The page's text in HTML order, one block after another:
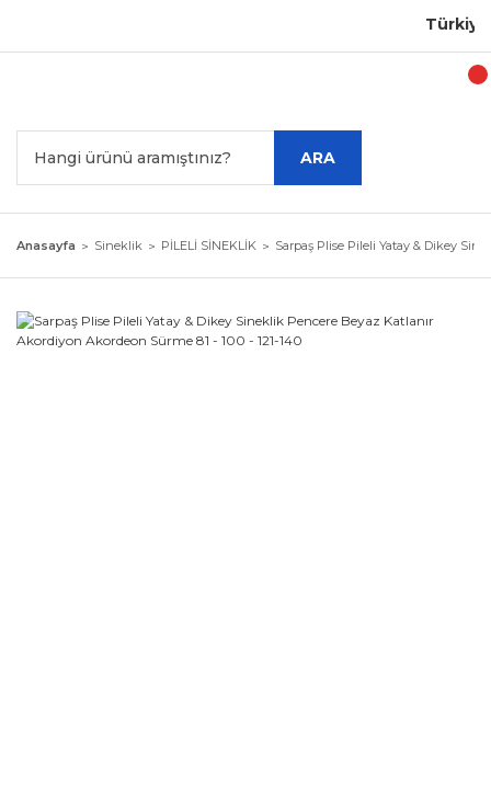
ARA
Anasayfa Sineklik PİLELİ SİNEKLİK Sarpaş Plise Pileli Yatay & Dikey